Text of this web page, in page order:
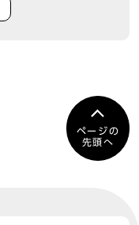
ページの
先頭へ